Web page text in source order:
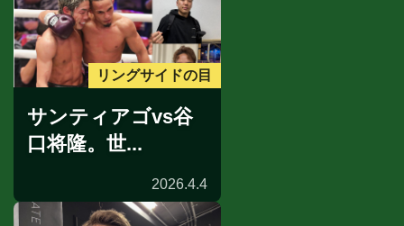
リングサイドの目
サンティアゴvs谷
口将隆。世...
2026.4.4